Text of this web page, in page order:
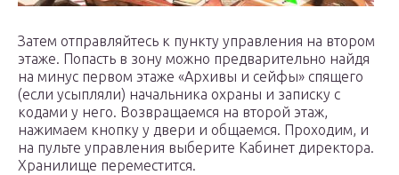
Затем отправляйтесь к пункту управления на втором
этаже. Попасть в зону можно предварительно найдя
на минус первом этаже «Архивы и сейфы» спящего
(если усыпляли) начальника охраны и записку с
кодами у него. Возвращаемся на второй этаж,
нажимаем кнопку у двери и общаемся. Проходим, и
на пульте управления выберите Кабинет директора.
Хранилище переместится.